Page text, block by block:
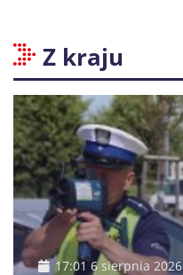
Z kraju
17:01 6 sierpnia 2026